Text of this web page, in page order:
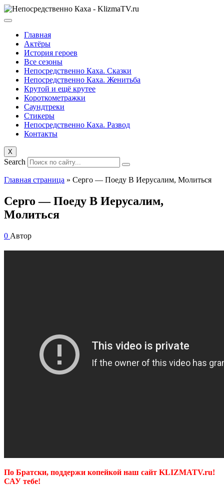
Перейти
Главная
Актёры
История героев
Все сезоны
Непосредственно Каха. Сказки
Непосредственно Каха. Женитьба
Крутой и ещё крутее
Короткометражки
Саундтреки
Стикеры
Непосредственно Каха. Развод
Контакты
X
Search
Главная страница » Серго — Поеду В Иерусалим, Молиться
Серго — Поеду В Иерусалим,
Молиться
0 Автор
По Братски, поддержи копейкой наш сайт KLIZMATV.ru!
САУ тебе!